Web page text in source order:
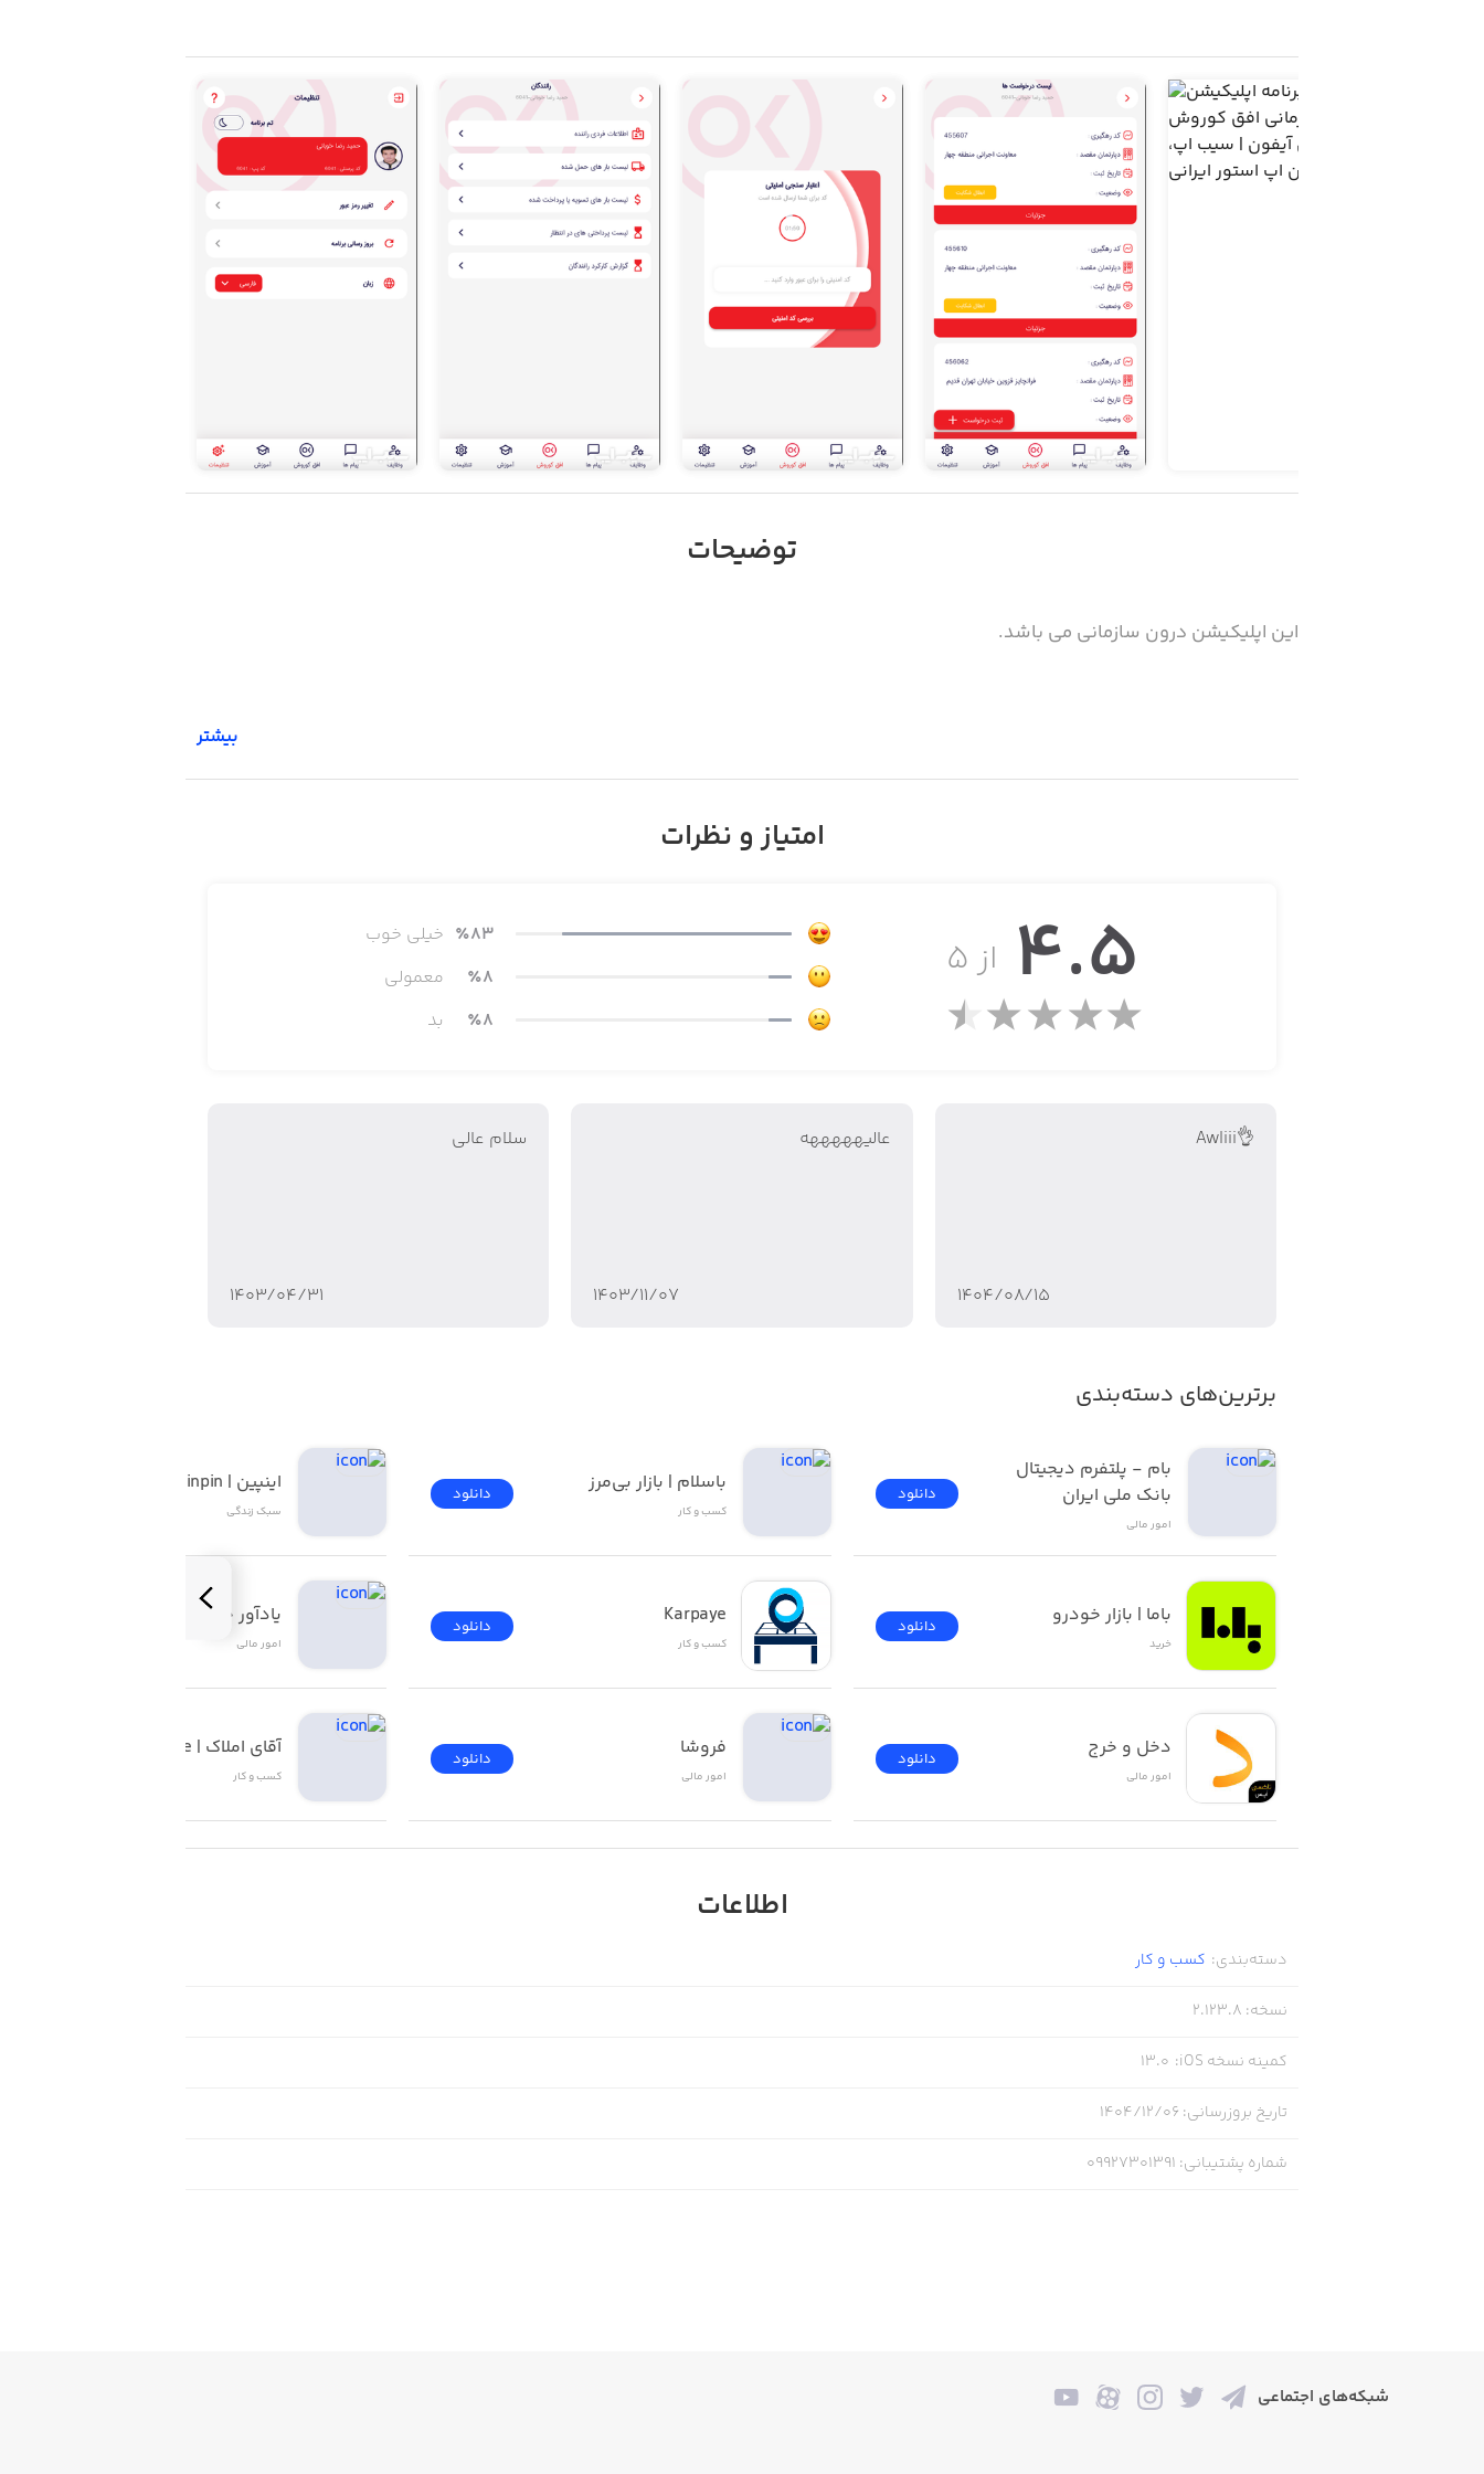
توضیحات
این اپلیکیشن درون سازمانی می باشد.
بیشتر
امتیاز و نظرات
از ۵ 4.5 ٪83
خیلی خوب
٪8
معمولی
٪8 بد
👌Awliii
۱۴۰۴/۰۸/۱۵
عالیهههههه
۱۴۰۳/۱۱/۰۷
سلام عالی
۱۴۰۳/۰۴/۳۱
برترین‌های دسته‌بندی
بانک ملی ایران
امور ‌مالی
دانلود
باما | بازار خودرو
خرید
دانلود
دخل و خرج
امور ‌مالی
دانلود
باسلام | بازار بی‌مرز
کسب‌ و ‌کار
دانلود
Karpaye
کسب‌ و ‌کار
دانلود
فروشا
امور ‌مالی
دانلود
اینپین | inpin
سبک زندگی
یادآور چک ۲
امور ‌مالی
آقای املاک | Mr Estate
کسب‌ و ‌کار
اطلاعات
دسته‌بندی: کسب‌ و ‌کار
نسخه:
2.123.8
کمینه نسخه iOS :
13.0
تاریخ بروزرسانی: ۱۴۰۴/۱۲/۰۶
شماره پشتیبانی:
09927301391
شبکه‌های اجتماعی